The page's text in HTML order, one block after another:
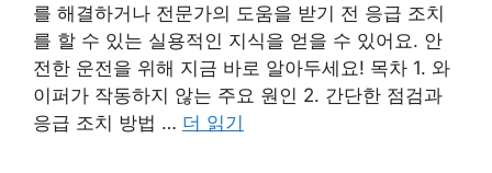
를 해결하거나 전문가의 도움을 받기 전 응급 조치
를 할 수 있는 실용적인 지식을 얻을 수 있어요. 안
전한 운전을 위해 지금 바로 알아두세요! 목차 1. 와
이퍼가 작동하지 않는 주요 원인 2. 간단한 점검과
응급 조치 방법 … 더 읽기